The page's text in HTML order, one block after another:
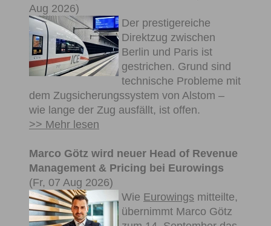
Aug 2026)
Der prestigereiche
Direktzug zwischen
Berlin und Paris ist
gestrichen. Grund sind
technische Probleme mit
dem Zugsicherungssystem von Alstom –
wie lange der Zug ausfällt, ist offen.
>> Mehr lesen
Marco Götz wird neuer Head of Revenue
Management & Pricing bei Eurowings
(Fr, 07 Aug 2026)
Wie Eurowings mitteilte,
übernimmt Marco Götz